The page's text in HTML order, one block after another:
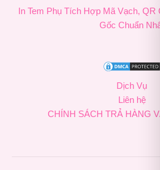
In Tem Phụ Tích Hợp Mã Vạch, QR
Gốc Chuẩn
Dịch Vụ
Liên hệ
CHÍNH SÁCH TRẢ HÀNG